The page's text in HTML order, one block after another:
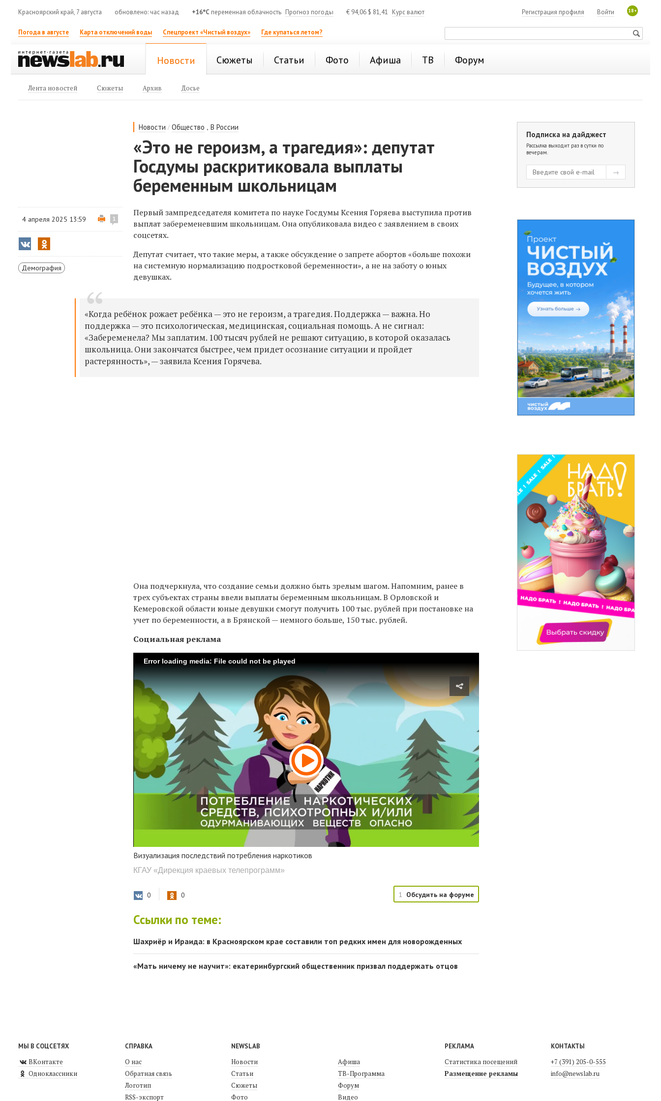
Красноярский край, 7 августа обновлено: час назад +16°C переменная облачность Прогноз погоды € 94,06 $ 81,41 Курс валют 18+
Войти
Регистрация профиля
Погода в августе Карта отключений воды Спецпроект «Чистый воздух» Где купаться летом?
Новости Сюжеты Статьи Фото Афиша ТВ Форум
Лента новостей Сюжеты Архив Досье
Новости /Общество ,В России
«Это не героизм, а трагедия»: депутат
Госдумы раскритиковала выплаты
беременным школьницам
4 апреля 2025 13:59 1
Демография
Первый зампредседателя комитета по науке Госдумы Ксения Горяева выступила против
выплат забеременевшим школьницам. Она опубликовала видео с заявлением в своих
соцсетях.
Депутат считает, что такие меры, а также обсуждение о запрете абортов «больше похожи
на системную нормализацию подростковой беременности», а не на заботу о юных
девушках.
«Когда ребёнок рожает ребёнка — это не героизм, а трагедия. Поддержка — важна. Но
поддержка — это психологическая, медицинская, социальная помощь. А не сигнал:
«Забеременела? Мы заплатим. 100 тысяч рублей не решают ситуацию, в которой оказалась
школьница. Они закончатся быстрее, чем придет осознание ситуации и пройдет
растерянность», — заявила Ксения Горячева.
Она подчеркнула, что создание семьи должно быть зрелым шагом. Напомним, ранее в
трех субъектах страны ввели выплаты беременным школьницам. В Орловской и
Кемеровской области юные девушки смогут получить 100 тыс. рублей при постановке на
учет по беременности, а в Брянской — немного больше, 150 тыс. рублей.
Социальная реклама
Error loading media: File could not be played
Визуализация последствий потребления наркотиков
КГАУ «Дирекция краевых телепрограмм»
0 0 1 Обсудить на форуме
Ссылки по теме:
Шахриёр и Ираида: в Красноярском крае составили топ редких имен для новорожденных
«Мать ничему не научит»: екатеринбургский общественник призвал поддержать отцов
Подписка на дайджест
Рассылка выходит раз в сутки по
вечерам.
МЫ В СОЦСЕТЯХ
ВКонтакте
Одноклассники
СПРАВКА
О нас
Обратная связь
Логотип
RSS-экспорт
NEWSLAB
Новости
Статьи
Сюжеты
Фото
Афиша
ТВ-Программа
Форум
Видео
РЕКЛАМА
Статистика посещений
Размещение рекламы
КОНТАКТЫ
+7 (391) 205-0-555
info@newslab.ru